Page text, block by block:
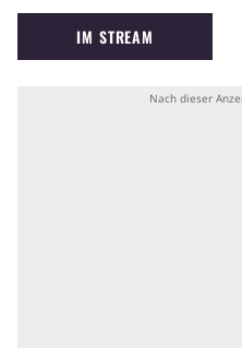
sowohl in
Festival
IM STREAM